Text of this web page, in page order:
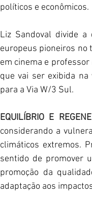
políticos e econômicos.
Liz Sandoval divide
europeus pioneiros no
em cinema e
que vai ser exibida na
para a Via W/3 Sul.
EQUILÍBRIO E
considerando a
climáticos extremos.
sentido de promover
promoção da
adaptação aos